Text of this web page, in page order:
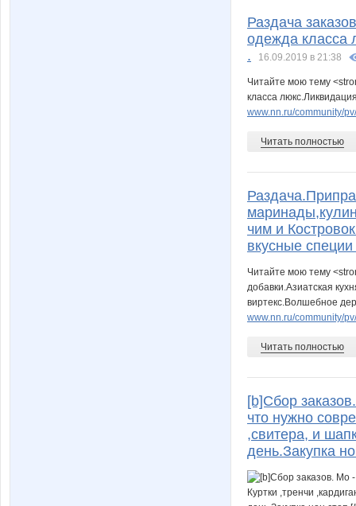
Раздача
одежда класса
.
16.09.2019 в 21:38
Читайте мою тему
класса
www.nn.ru/community/
Читать полностью
чим и
вкусные
Читайте мою тему
добавки.Азиатская
виртекс.Волшебное
www.nn.ru/community/
Читать полностью
[b]Сбор
что нужно
,свитера, и
день.Закупка